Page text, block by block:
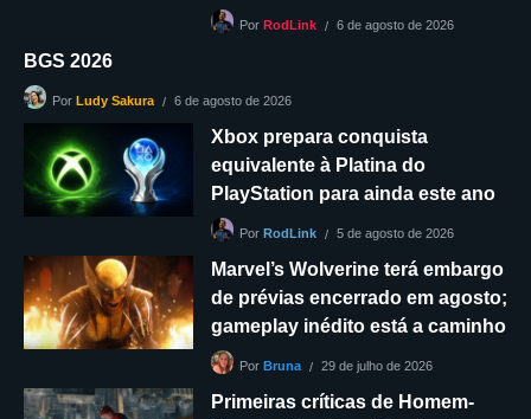
Por RodLink 6 de agosto de 2026
BGS 2026
Por Ludy Sakura 6 de agosto de 2026
Xbox prepara conquista
equivalente à Platina do
PlayStation para ainda este ano
Por RodLink 5 de agosto de 2026
Marvel’s Wolverine terá embargo
de prévias encerrado em agosto;
gameplay inédito está a caminho
Por Bruna 29 de julho de 2026
Primeiras críticas de Homem-